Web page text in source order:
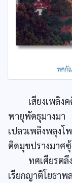
เสียงเพลิงค
พายุพัดธุมางมา
เปลวเพลิงพลุงโ
ติดมุขปรางมาศ
ทศเศียรตลึง
เรียกญาติโยธาพล